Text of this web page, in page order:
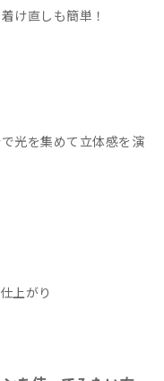
け直しも簡単！
光を集めて立体感を演
上がり